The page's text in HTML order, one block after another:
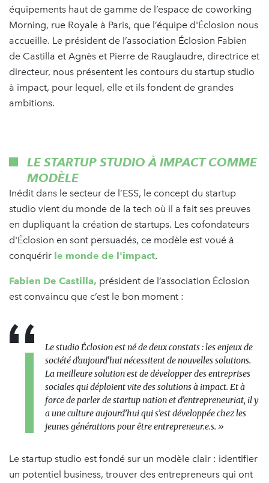
équipements haut de gamme de l’espace de coworking
Morning, rue Royale à Paris, que l’équipe d'Éclosion nous
accueille. Le président de l’association Éclosion Fabien
de Castilla et Agnès et Pierre de Rauglaudre, directrice et
directeur, nous présentent les contours du startup studio
à impact, pour lequel, elle et ils fondent de grandes
ambitions.
LE STARTUP STUDIO À IMPACT COMME
MODÈLE
Inédit dans le secteur de l’ESS, le concept du startup
studio vient du monde de la tech où il a fait ses preuves
en dupliquant la création de startups. Les cofondateurs
d'Éclosion en sont persuadés, ce modèle est voué à
conquérir le monde de l'impact.
Fabien De Castilla, président de l’association Éclosion
est convaincu que c’est le bon moment :
Le studio Éclosion est né de deux constats : les enjeux de
société d'aujourd'hui nécessitent de nouvelles solutions.
La meilleure solution est de développer des entreprises
sociales qui déploient vite des solutions à impact. Et à
force de parler de startup nation et d’entrepreneuriat, il y
a une culture aujourd’hui qui s’est développée chez les
jeunes générations pour être entrepreneur.e.s. »
Le startup studio est fondé sur un modèle clair : identifier
un potentiel business, trouver des entrepreneurs qui ont